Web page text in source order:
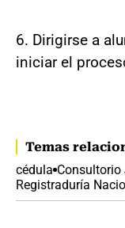
6. Dirigirse a
iniciar el
Temas
cédula
Registraduría